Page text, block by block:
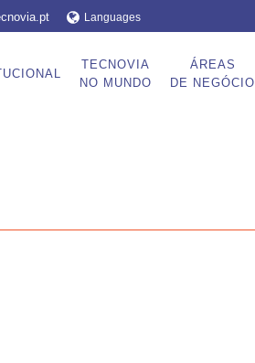
Languages
TECNOVIA
NO MUNDO
ÁREAS
DE NEGÓCIO